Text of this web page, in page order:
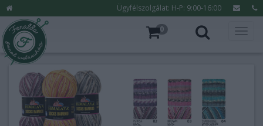
Ügyfélszolgálat: H-P: 9:00-16:00
0